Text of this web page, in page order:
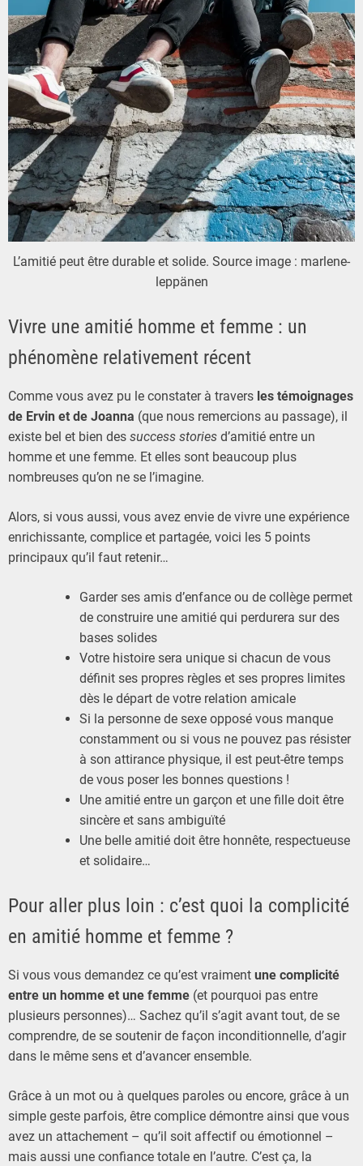
L’amitié peut être durable et solide. Source image : marlene-
leppänen
Vivre une amitié homme et femme : un
phénomène relativement récent
Comme vous avez pu le constater à travers les témoignages
de Ervin et de Joanna (que nous remercions au passage), il
existe bel et bien des success stories d’amitié entre un
homme et une femme. Et elles sont beaucoup plus
nombreuses qu’on ne se l’imagine.
Alors, si vous aussi, vous avez envie de vivre une expérience
enrichissante, complice et partagée, voici les 5 points
principaux qu’il faut retenir…
Garder ses amis d’enfance ou de collège permet
de construire une amitié qui perdurera sur des
bases solides
Votre histoire sera unique si chacun de vous
définit ses propres règles et ses propres limites
dès le départ de votre relation amicale
Si la personne de sexe opposé vous manque
constamment ou si vous ne pouvez pas résister
à son attirance physique, il est peut-être temps
de vous poser les bonnes questions !
Une amitié entre un garçon et une fille doit être
sincère et sans ambiguïté
Une belle amitié doit être honnête, respectueuse
et solidaire…
Pour aller plus loin : c’est quoi la complicité
en amitié homme et femme ?
Si vous vous demandez ce qu’est vraiment une complicité
entre un homme et une femme (et pourquoi pas entre
plusieurs personnes)… Sachez qu’il s’agit avant tout, de se
comprendre, de se soutenir de façon inconditionnelle, d’agir
dans le même sens et d’avancer ensemble.
Grâce à un mot ou à quelques paroles ou encore, grâce à un
simple geste parfois, être complice démontre ainsi que vous
avez un attachement – qu’il soit affectif ou émotionnel –
mais aussi une confiance totale en l’autre. C’est ça, la